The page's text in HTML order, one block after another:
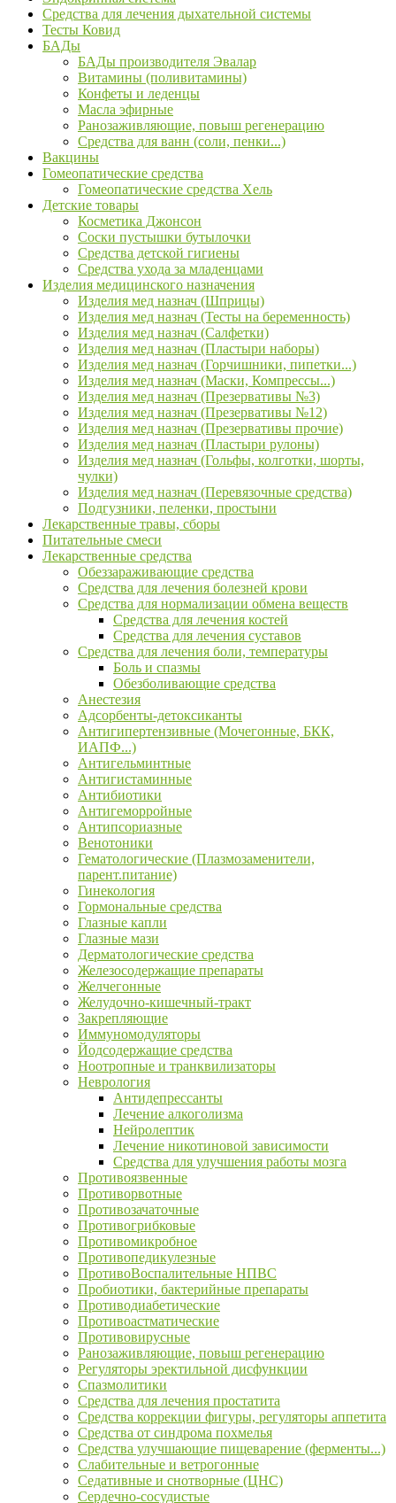
Средства для лечения дыхательной системы
Тесты Ковид
БАДы
БАДы производителя Эвалар
Витамины (поливитамины)
Конфеты и леденцы
Масла эфирные
Ранозаживляющие, повыш регенерацию
Средства для ванн (соли, пенки...)
Вакцины
Гомеопатические средства
Гомеопатические средства Хель
Детские товары
Косметика Джонсон
Соски пустышки бутылочки
Средства детской гигиены
Средства ухода за младенцами
Изделия медицинского назначения
Изделия мед назнач (Шприцы)
Изделия мед назнач (Тесты на беременность)
Изделия мед назнач (Салфетки)
Изделия мед назнач (Пластыри наборы)
Изделия мед назнач (Горчишники, пипетки...)
Изделия мед назнач (Маски, Компрессы...)
Изделия мед назнач (Презервативы №3)
Изделия мед назнач (Презервативы №12)
Изделия мед назнач (Презервативы прочие)
Изделия мед назнач (Пластыри рулоны)
Изделия мед назнач (Гольфы, колготки, шорты,
чулки)
Изделия мед назнач (Перевязочные средства)
Подгузники, пеленки, простыни
Лекарственные травы, сборы
Питательные смеси
Лекарственные средства
Обеззараживающие средства
Средства для лечения болезней крови
Средства для нормализации обмена веществ
Средства для лечения костей
Средства для лечения суставов
Средства для лечения боли, температуры
Боль и спазмы
Обезболивающие средства
Анестезия
Адсорбенты-детоксиканты
Антигипертензивные (Мочегонные, БКК,
ИАПФ...)
Антигельминтные
Антигистаминные
Антибиотики
Антигеморройные
Антипсориазные
Венотоники
Гематологические (Плазмозаменители,
парент.питание)
Гинекология
Гормональные средства
Глазные капли
Глазные мази
Дерматологические средства
Железосодержащие препараты
Желчегонные
Желудочно-кишечный-тракт
Закрепляющие
Иммуномодуляторы
Йодсодержащие средства
Ноотропные и транквилизаторы
Неврология
Антидепрессанты
Лечение алкоголизма
Нейролептик
Лечение никотиновой зависимости
Средства для улучшения работы мозга
Противоязвенные
Противорвотные
Противозачаточные
Противогрибковые
Противомикробное
Противопедикулезные
ПротивоВоспалительные НПВС
Пробиотики, бактерийные препараты
Противодиабетические
Противоастматические
Противовирусные
Ранозаживляющие, повыш регенерацию
Регуляторы эректильной дисфункции
Спазмолитики
Средства для лечения простатита
Средства коррекции фигуры, регуляторы аппетита
Средства от синдрома похмелья
Средства улучшающие пищеварение (ферменты...)
Слабительные и ветрогонные
Седативные и снотворные (ЦНС)
Сердечно-сосудистые